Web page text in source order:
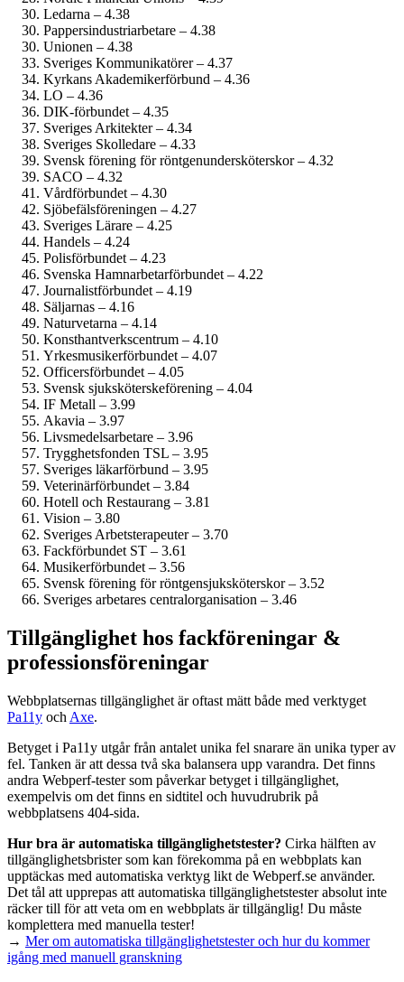
Ledarna – 4.38
Pappersindustri­arbetare – 4.38
Unionen – 4.38
Sveriges Kommunikatörer – 4.37
Kyrkans Akademikerförbund – 4.36
LO – 4.36
DIK-förbundet – 4.35
Sveriges Arkitekter – 4.34
Sveriges Skolledare – 4.33
Svensk förening för röntgenundersköterskor – 4.32
SACO – 4.32
Vårdförbundet – 4.30
Sjöbefälsföreningen – 4.27
Sveriges Lärare – 4.25
Handels – 4.24
Polisförbundet – 4.23
Svenska Hamnarbetarförbundet – 4.22
Journalist­förbundet – 4.19
Säljarnas – 4.16
Naturvetarna – 4.14
Konsthantverkscentrum – 4.10
Yrkesmusiker­förbundet – 4.07
Officersförbundet – 4.05
Svensk sjuksköterskeförening – 4.04
IF Metall – 3.99
Akavia – 3.97
Livsmedels­arbetare – 3.96
Trygghetsfonden TSL – 3.95
Sveriges läkarförbund – 3.95
Veterinärförbundet – 3.84
Hotell och Restaurang – 3.81
Vision – 3.80
Sveriges Arbetsterapeuter – 3.70
Fackförbundet ST – 3.61
Musiker­förbundet – 3.56
Svensk förening för röntgensjuksköterskor – 3.52
Sveriges arbetares centralorganisation – 3.46
Tillgänglighet hos fack­föreningar &
professions­föreningar
Webbplatsernas tillgänglighet är oftast mätt både med verktyget
Pa11y och Axe.
Betyget i Pa11y utgår från antalet unika fel snarare än unika typer av
fel. Tanken är att dessa två ska balansera upp varandra. Det finns
andra Webperf-tester som påverkar betyget i tillgänglighet,
exempelvis om det finns en sidtitel och huvudrubrik på
webbplatsens 404-sida.
Hur bra är automatiska tillgänglighets­tester? Cirka hälften av
tillgänglighets­brister som kan förekomma på en webbplats kan
upptäckas med automatiska verktyg likt de Webperf.se använder.
Det tål att upprepas att automatiska tillgänglighets­tester absolut inte
räcker till för att veta om en webbplats är tillgänglig! Du måste
komplettera med manuella tester!
→ Mer om automatiska tillgänglighets­tester och hur du kommer
igång med manuell granskning